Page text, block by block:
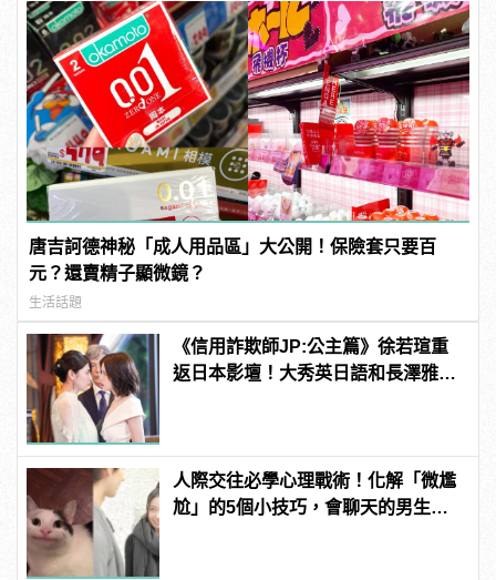
唐吉訶德神秘「成人用品區」大公開！保險套只要百
元？還賣精子顯微鏡？
生活話題
《信用詐欺師JP:公主篇》徐若瑄重
返日本影壇！大秀英日語和長澤雅美
人際交往必學心理戰術！化解「微尷
尬」的5個小技巧，會聊天的男生更